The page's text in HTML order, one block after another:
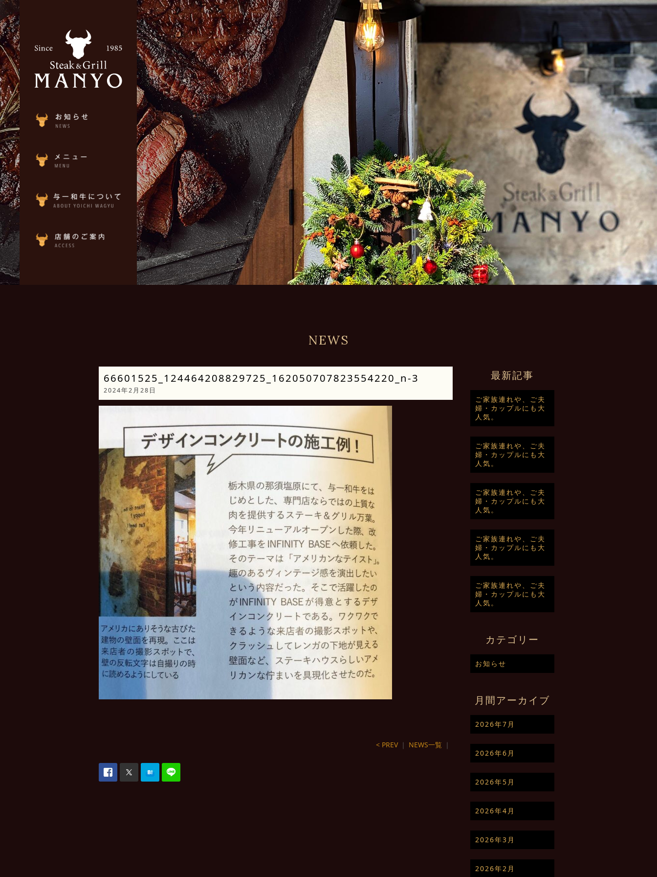
NEWS
66601525_124464208829725_162050707823554220_n-3
2024年2月28日
< PREV｜ NEWS一覧 ｜
最新記事
ご家族連れや、ご夫
婦・カップルにも大
人気。
ご家族連れや、ご夫
婦・カップルにも大
人気。
ご家族連れや、ご夫
婦・カップルにも大
人気。
ご家族連れや、ご夫
婦・カップルにも大
人気。
ご家族連れや、ご夫
婦・カップルにも大
人気。
カテゴリー
お知らせ
月間アーカイブ
2026年7月
2026年6月
2026年5月
2026年4月
2026年3月
2026年2月